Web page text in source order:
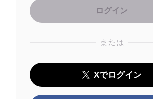
または
Xでログイン